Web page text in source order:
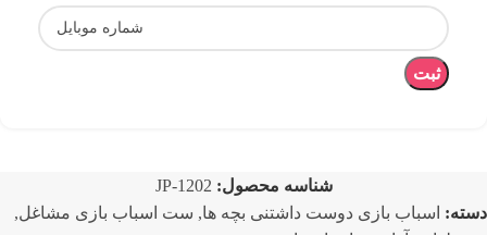
ثبت
شناسه محصول: JP-1202
دسته: اسباب بازی دوست داشتنی بچه ها, ست اسباب بازی مشاغل,